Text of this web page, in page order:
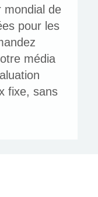
mondial de
pour les
média
fixe, sans